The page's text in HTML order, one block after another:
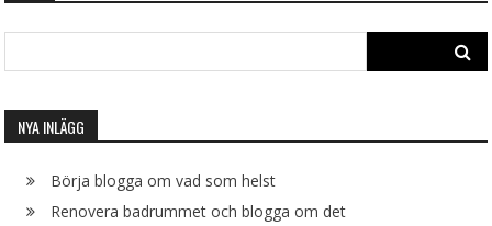
for:
NYA INLÄGG
Börja blogga om vad som helst
Renovera badrummet och blogga om det